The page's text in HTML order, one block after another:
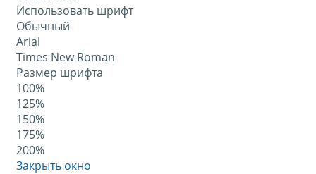
Использовать шрифт
Обычный
Arial
Times New Roman
Размер шрифта
100%
125%
150%
175%
200%
Закрыть окно